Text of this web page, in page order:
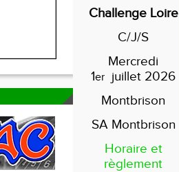
Challenge Loire
C/J/S
Mercredi
1er juillet 2026
Montbrison
SA Montbrison
Horaire et
règlement